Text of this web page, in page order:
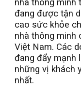
nhà thông minh
đang được tận
cao sức khỏe
nhà thông minh
Việt Nam. Các
đang đẩy mạnh
những vị khách
nhất.